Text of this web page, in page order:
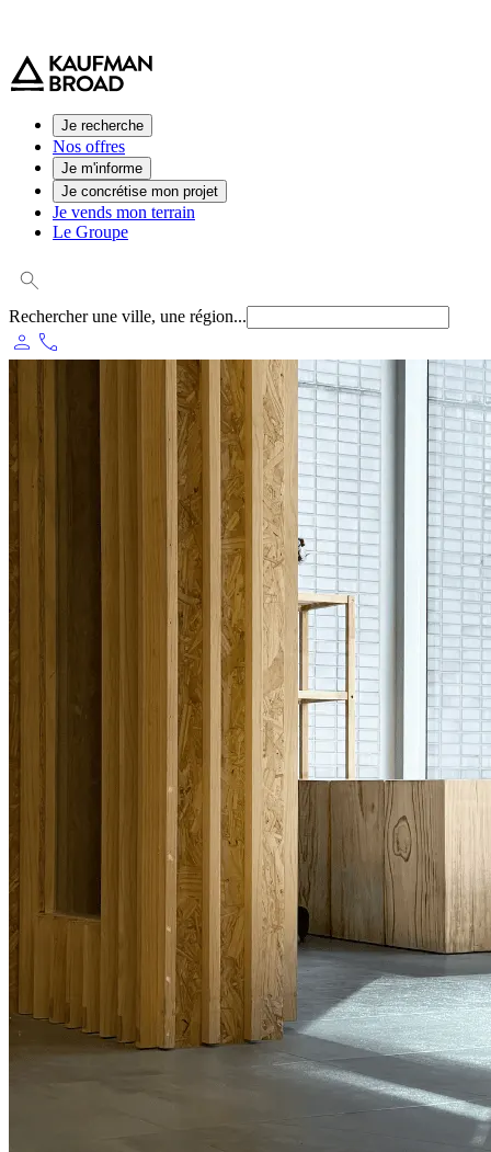
Je recherche
Nos offres
Je m'informe
Je concrétise mon projet
Je vends mon terrain
Le Groupe
Rechercher une ville, une région...
person phone